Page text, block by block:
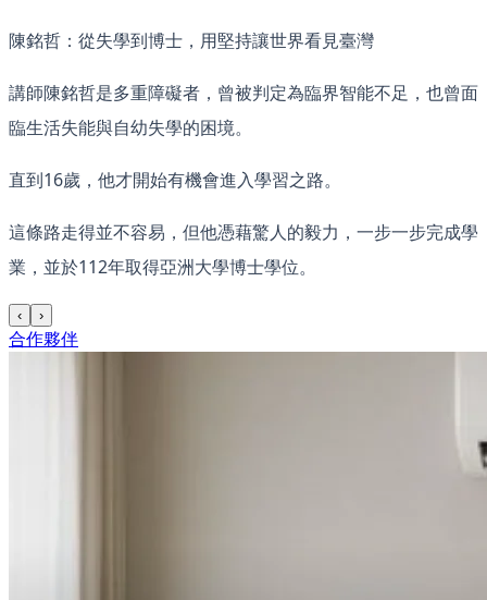
陳銘哲：從失學到博士，用堅持讓世界看見臺灣
講師陳銘哲是多重障礙者，曾被判定為臨界智能不足，也曾面
臨生活失能與自幼失學的困境。
直到16歲，他才開始有機會進入學習之路。
這條路走得並不容易，但他憑藉驚人的毅力，一步一步完成學
業，並於112年取得亞洲大學博士學位。
‹ ›
合作夥伴